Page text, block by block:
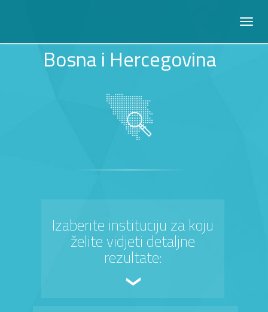
Bosna i Hercegovina
Izaberite instituciju za koju
želite vidjeti detaljne
rezultate: